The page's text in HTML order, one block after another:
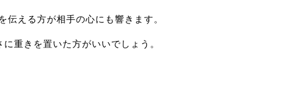
える方が相手の心にも響きます。
重きを置いた方がいいでしょう。